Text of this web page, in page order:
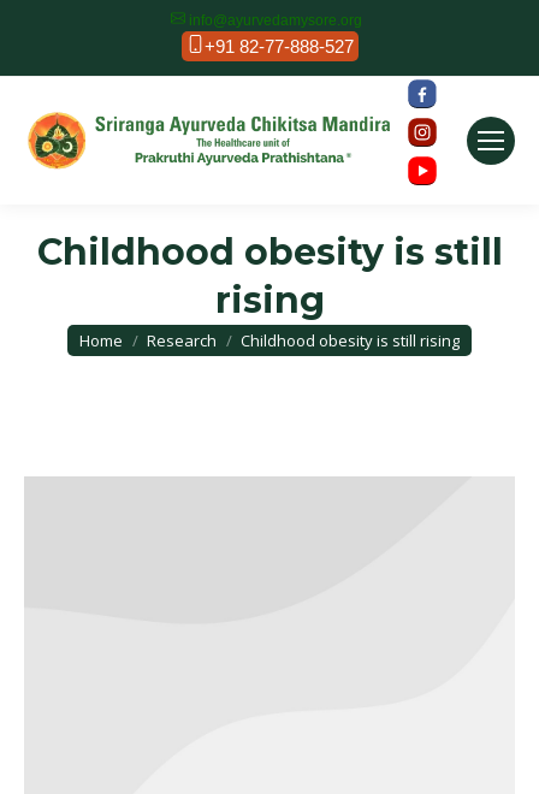
info@ayurvedamysore.org
+91 82-77-888-527
Childhood obesity is still
rising
You are here:
Home Research Childhood obesity is still rising